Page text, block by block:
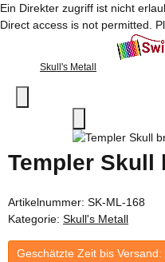
Ein Direkter zugriff ist nicht
Direct access is not permitted.
Skull's Metall
Templer Skull
Artikelnummer: SK-ML-168
Kategorie: Skull's Metall
Geschätzte Zeit bis Versand: